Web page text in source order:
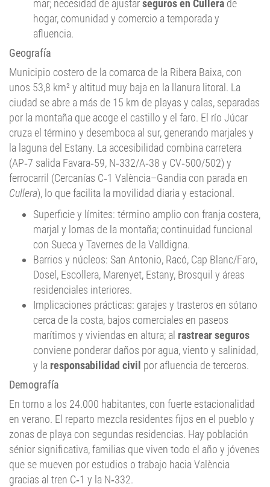
mar; necesidad de ajustarseguros en Cullera de
hogar, comunidad y comercio a temporada y
afluencia.
Geografía
Municipio costero de la comarca de la Ribera Baixa, con
unos 53,8 km² y altitud muy baja en la llanura litoral. La
ciudad se abre a más de 15 km de playas y calas, separadas
por la montaña que acoge el castillo y el faro. El río Júcar
cruza el término y desemboca al sur, generando marjales y
la laguna del Estany. La accesibilidad combina carretera
(AP‑7 salida Favara‑59, N‑332/A‑38 y CV‑500/502) y
ferrocarril (Cercanías C‑1 València–Gandia con parada en
Cullera), lo que facilita la movilidad diaria y estacional.
Superficie y límites: término amplio con franja costera,
marjal y lomas de la montaña; continuidad funcional
con Sueca y Tavernes de la Valldigna.
Barrios y núcleos: San Antonio, Racó, Cap Blanc/Faro,
Dosel, Escollera, Marenyet, Estany, Brosquil y áreas
residenciales interiores.
Implicaciones prácticas: garajes y trasteros en sótano
cerca de la costa, bajos comerciales en paseos
marítimos y viviendas en altura; al rastrear seguros
conviene ponderar daños por agua, viento y salinidad,
y la responsabilidad civil por afluencia de terceros.
Demografía
En torno a los 24.000 habitantes, con fuerte estacionalidad
en verano. El reparto mezcla residentes fijos en el pueblo y
zonas de playa con segundas residencias. Hay población
sénior significativa, familias que viven todo el año y jóvenes
que se mueven por estudios o trabajo hacia València
gracias al tren C‑1 y la N‑332.